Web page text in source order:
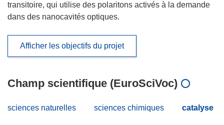
transitoire, qui utilise des polaritons activés à la demande
dans des nanocavités optiques.
Afficher les objectifs du projet
Champ scientifique (EuroSciVoc)
sciences naturelles sciences chimiques catalyse